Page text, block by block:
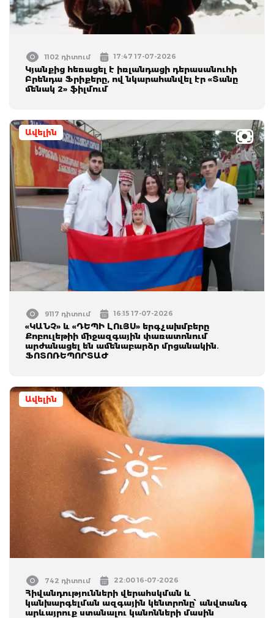
1102 դիտում 17:47 17-07-2026
Կյանքից հեռացել է իռլանդացի դերասանուհի
Բրենդա Ֆրիքերը, ով նկարահանվել էր «Տանը
մենակ 2» ֆիլմում
Ավելին
9117 դիտում 16:15 17-07-2026
«ԿԱՆՉ» և «ԴԵՊԻ ԼՈւՅՍ» երգչախմբերը
Քոբուլեթիի միջազգային փառատոնում
արժանացել են ամենաբարձր մրցանակին․
ՖՈՏՈՌԵՊՈՐՏԱԺ
Ավելին
742 դիտում 22:00 16-07-2026
Հիվանդությունների վերահսկման և
կանխարգելման ազգային կենտրոնը՝ անվտանգ
արևայրուք ստանալու կանոնների մասին